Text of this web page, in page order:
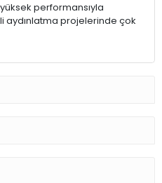
yüksek performansıyla
aydınlatma projelerinde çok